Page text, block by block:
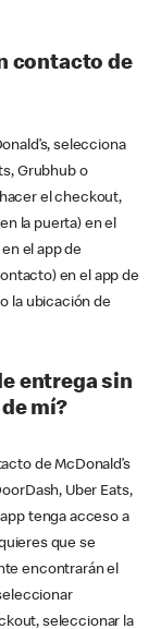
contacto de
selecciona
Grubhub o
el checkout,
la puerta) en el
el app de
en el app de
la ubicación de
entrega sin
mí?
de McDonald’s
Uber Eats,
tenga acceso a
que se
encontrarán el
seleccionar la